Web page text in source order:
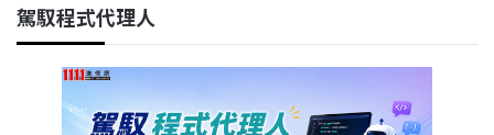
駕馭程式代理人